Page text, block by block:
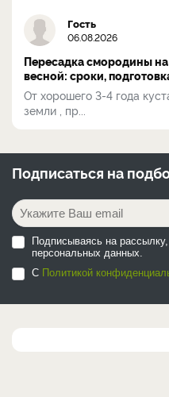
Гость
06.08.2026
Пересадка смородины
весной: сроки,
От хорошего 3-4 года
земли , пр...
Подписаться на
Подписываясь на
персональных данных.
С Политикой